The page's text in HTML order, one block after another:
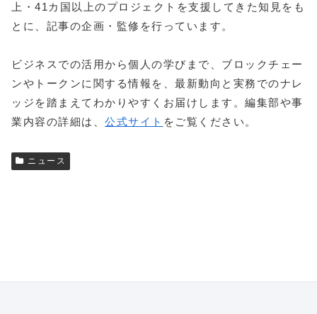
上・41カ国以上のプロジェクトを支援してきた知見をも
とに、記事の企画・監修を行っています。
ビジネスでの活用から個人の学びまで、ブロックチェー
ンやトークンに関する情報を、最新動向と実務でのナレ
ッジを踏まえてわかりやすくお届けします。編集部や事
業内容の詳細は、 公式サイト をご覧ください。
ニュース